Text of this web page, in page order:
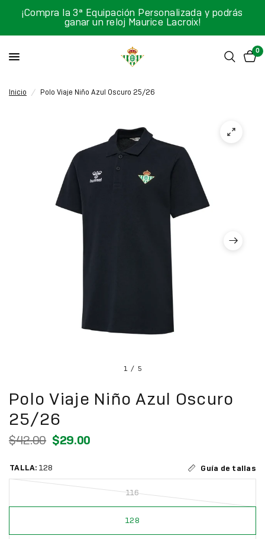
¡Compra la 3ª Equipación Personalizada y podrás
ganar un reloj Maurice Lacroix!
0
Inicio / Polo Viaje Niño Azul Oscuro 25/26
1 / 5
Polo Viaje Niño Azul Oscuro
25/26
$42.00 $29.00
TALLA: 128 Guía de tallas
116
128